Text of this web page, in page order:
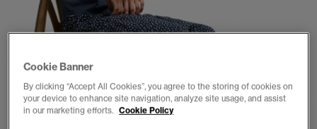
Cookie Banner
By clicking “Accept All Cookies”, you agree to the storing of cookies on
your device to enhance site navigation, analyze site usage, and assist
in our marketing efforts. Cookie Policy